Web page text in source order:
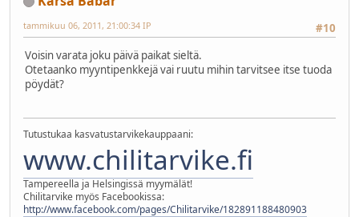
#10
tammikuu 06, 2011, 21:00:34 IP
Voisin varata joku päivä paikat sieltä.
Otetaanko myyntipenkkejä vai ruutu mihin tarvitsee itse tuoda
pöydät?
Tutustukaa kasvatustarvikekauppaani:
www.chilitarvike.fi
Tampereella ja Helsingissä myymälät!
Chilitarvike myös Facebookissa:
http://www.facebook.com/pages/Chilitarvike/182891188480903